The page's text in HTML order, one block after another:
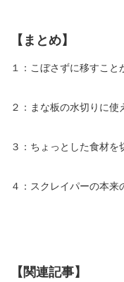
【まとめ】
１：こぼさずに移すこと
２：まな板の水切りに使
３：ちょっとした食材を
４：スクレイパーの本来
【関連記事】